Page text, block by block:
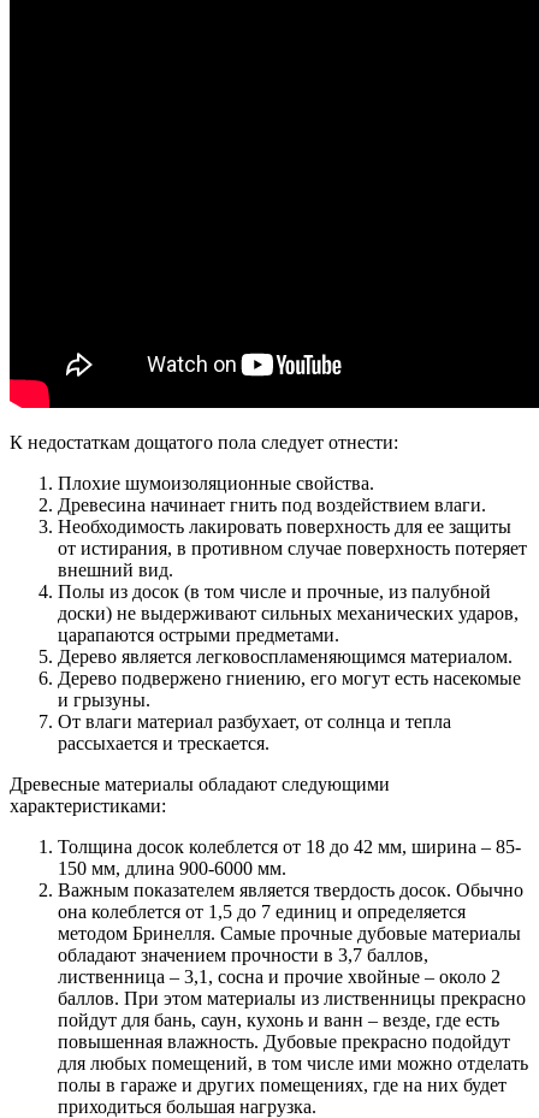
К недостаткам дощатого пола следует отнести:
Плохие шумоизоляционные свойства.
Древесина начинает гнить под воздействием влаги.
Необходимость лакировать поверхность для ее защиты
от истирания, в противном случае поверхность потеряет
внешний вид.
Полы из досок (в том числе и прочные, из палубной
доски) не выдерживают сильных механических ударов,
царапаются острыми предметами.
Дерево является легковоспламеняющимся материалом.
Дерево подвержено гниению, его могут есть насекомые
и грызуны.
От влаги материал разбухает, от солнца и тепла
рассыхается и трескается.
Древесные материалы обладают следующими
характеристиками:
Толщина досок колеблется от 18 до 42 мм, ширина – 85-
150 мм, длина 900-6000 мм.
Важным показателем является твердость досок. Обычно
она колеблется от 1,5 до 7 единиц и определяется
методом Бринелля. Самые прочные дубовые материалы
обладают значением прочности в 3,7 баллов,
лиственница – 3,1, сосна и прочие хвойные – около 2
баллов. При этом материалы из лиственницы прекрасно
пойдут для бань, саун, кухонь и ванн – везде, где есть
повышенная влажность. Дубовые прекрасно подойдут
для любых помещений, в том числе ими можно отделать
полы в гараже и других помещениях, где на них будет
приходиться большая нагрузка.